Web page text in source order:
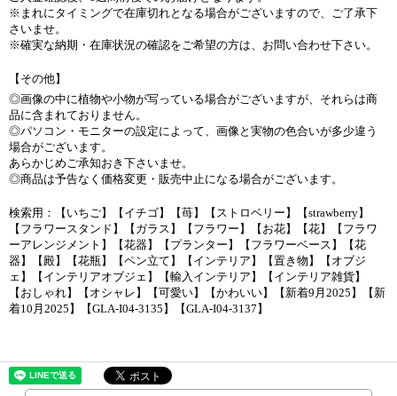
※まれにタイミングで在庫切れとなる場合がございますので、ご了承下
さいませ。
※確実な納期・在庫状況の確認をご希望の方は、お問い合わせ下さい。
【その他】
◎画像の中に植物や小物が写っている場合がございますが、それらは商
品に含まれておりません。
◎パソコン・モニターの設定によって、画像と実物の色合いが多少違う
場合がございます。
あらかじめご承知おき下さいませ。
◎商品は予告なく価格変更・販売中止になる場合がございます。
検索用：【いちご】【イチゴ】【苺】【ストロベリー】【strawberry】
【フラワースタンド】【ガラス】【フラワー】【お花】【花】【フラワ
ーアレンジメント】【花器】【プランター】【フラワーベース】【花
器】【殿】【花瓶】【ペン立て】【インテリア】【置き物】【オブジ
ェ】【インテリアオブジェ】【輸入インテリア】【インテリア雑貨】
【おしゃれ】【オシャレ】【可愛い】【かわいい】【新着9月2025】【新
着10月2025】【GLA-I04-3135】【GLA-I04-3137】